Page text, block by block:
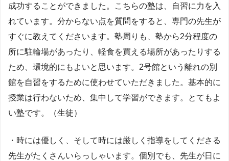
成功することができました。こちらの塾は、自習に力を入
れています。分からない点を質問をすると、専門の先生が
すぐに教えてくださいます。塾周りも、塾から2分程度の
所に駐輪場があったり、軽食を買える場所があったりする
ため、環境的にもよいと思います。2号館という離れの別
館を自習をするために使わせていただきました。基本的に
授業は行わないため、集中して学習ができます。とてもよ
い塾です。（生徒）
・時には優しく、そして時には厳しく指導をしてくださる
先生がたくさんいらっしゃいます。個別でも、先生が日に